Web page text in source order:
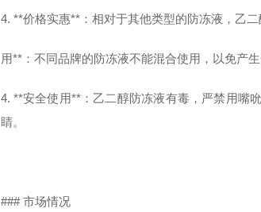
4. **价格实惠**：相对于其他类型的防冻液，乙
用**：不同品牌的防冻液不能混合使用，以免产
4. **安全使用**：乙二醇防冻液有毒，严禁用嘴
睛。
### 市场情况